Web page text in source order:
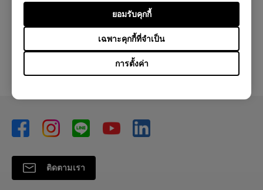
การตั้งค่า
เฉพาะคุกกี้ที่จำเป็น
ยอมรับคุกกี้
สอบถาม
ติดตามเรา